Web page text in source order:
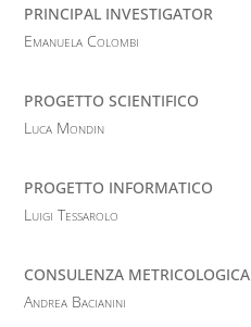
PRINCIPAL INVESTIGATOR
Emanuela Colombi
PROGETTO SCIENTIFICO
Luca Mondin
PROGETTO INFORMATICO
Luigi Tessarolo
CONSULENZA METRICOLOGICA
Andrea Bacianini